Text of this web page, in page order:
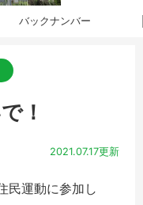
バックナンバー
！
2021.07.17更新
民運動に参加し